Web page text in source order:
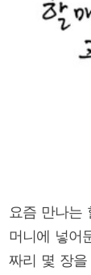
요즘 만나는
머니에 넣어
짜리 몇 장을